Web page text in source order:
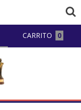
CARRITO 0